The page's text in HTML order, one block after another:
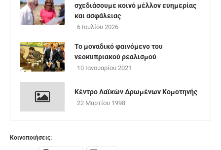
σχεδιάσουμε κοινό μέλλον ευημερίας
και ασφάλειας
6 Ιουλίου 2026
Το μοναδικό φαινόμενο του
νεοκυπριακού ρεαλισμού
10 Ιανουαρίου 2021
Κέντρο Λαϊκών Δρωμένων Κομοτηνής
22 Μαρτίου 1998
Κοινοποιήσεις: